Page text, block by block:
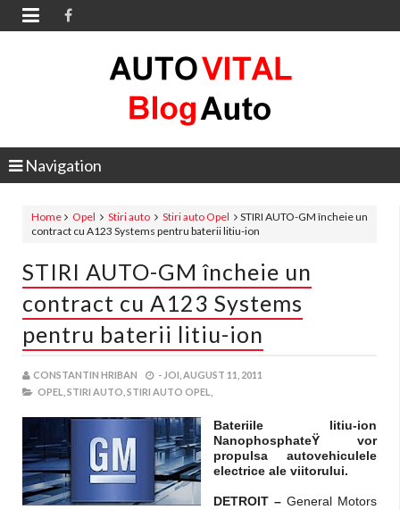

Navigation
Home Opel Stiri auto Stiri auto Opel
STIRI AUTO-GM încheie un
contract cu A123 Systems pentru baterii litiu-ion
STIRI AUTO-GM încheie un
contract cu A123 Systems
pentru baterii litiu-ion
CONSTANTIN HRIBAN - JOI, AUGUST 11, 2011
OPEL, STIRI AUTO, STIRI AUTO OPEL,
Bateriile litiu-ion
NanophosphateŸ vor
propulsa autovehiculele
electrice ale viitorului.
DETROIT – General Motors